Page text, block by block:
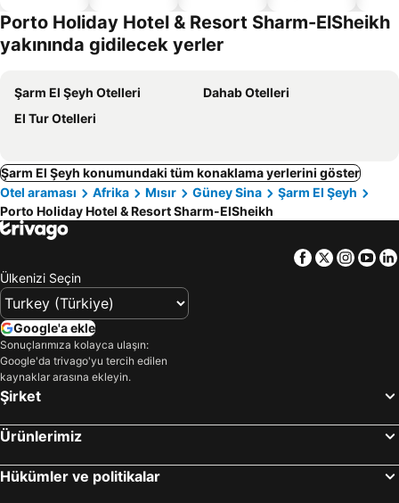
oteller
Porto Holiday Hotel & Resort Sharm-ElSheikh
yakınında gidilecek yerler
Şarm El Şeyh Otelleri
Dahab Otelleri
El Tur Otelleri
Şarm El Şeyh konumundaki tüm konaklama yerlerini göster
Otel araması
Afrika Mısır Güney Sina
Şarm El Şeyh
Porto Holiday Hotel & Resort Sharm-ElSheikh
Facebook
Twitter
Ülkenizi Seçin
Google'a ekle
Sonuçlarımıza kolayca ulaşın:
Google'da trivago'yu tercih edilen
kaynaklar arasına ekleyin.
Şirket
Ürünlerimiz
Hükümler ve politikalar